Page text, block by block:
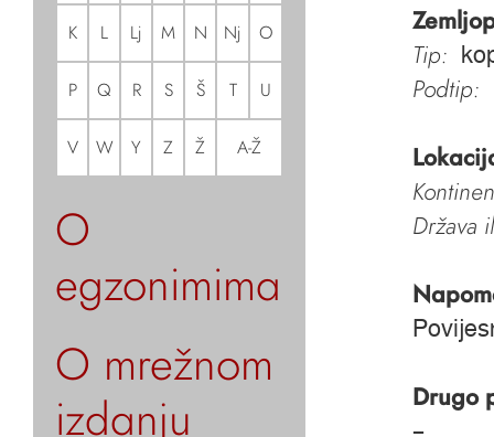
K L Lj M N Nj O
P Q R S Š T U
V W Y Z Ž A-Ž
O
egzonimima
O mrežnom
izdanju
Tip:
Podtip:
Država
Drugo
–